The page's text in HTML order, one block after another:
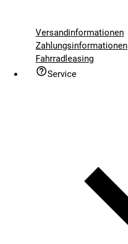
Versandinformationen
Zahlungsinformationen
Fahrradleasing
Service